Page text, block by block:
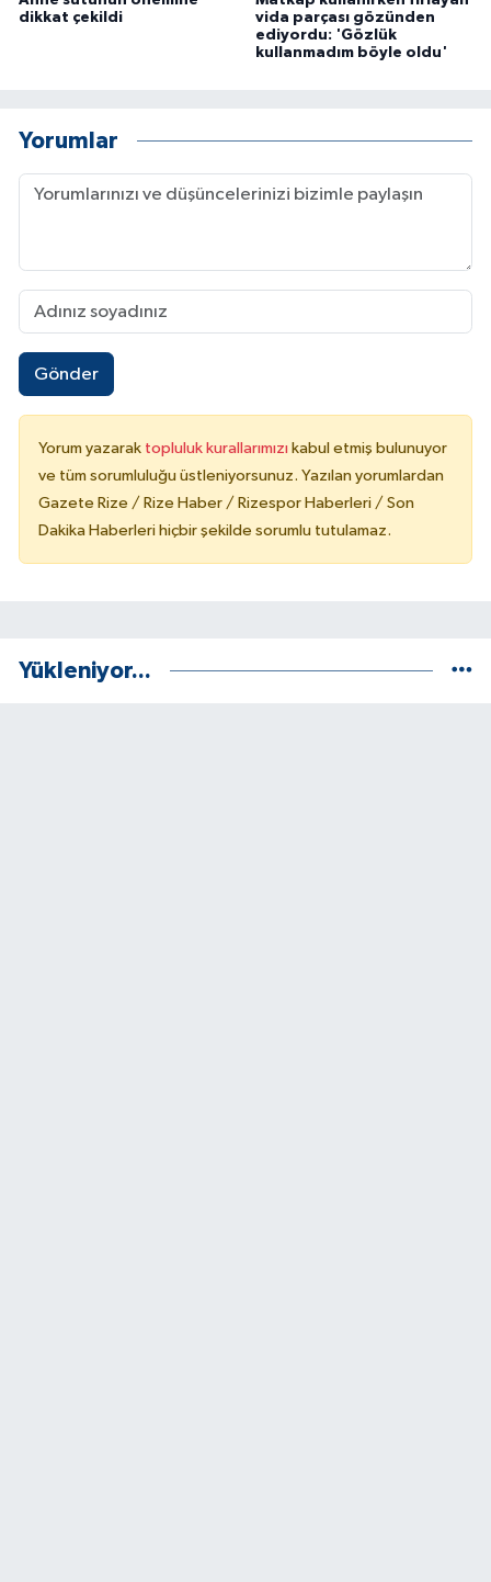
dikkat çekildi
vida parçası gözünden
ediyordu: 'Gözlük
kullanmadım böyle oldu'
Yorumlar
Gönder
Yorum yazarak topluluk kurallarımızı kabul etmiş bulunuyor
ve tüm sorumluluğu üstleniyorsunuz. Yazılan yorumlardan
Gazete Rize / Rize Haber / Rizespor Haberleri / Son
Dakika Haberleri hiçbir şekilde sorumlu tutulamaz.
Yükleniyor...